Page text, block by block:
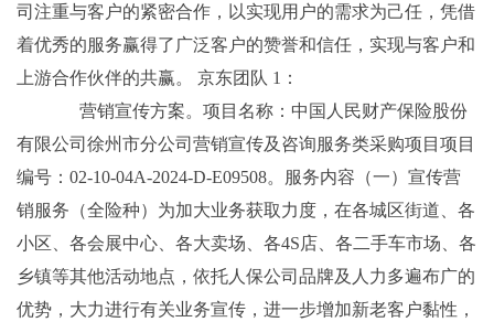
司注重与客户的紧密合作，以实现用户的需求为己任，凭借
着优秀的服务赢得了广泛客户的赞誉和信任，实现与客户和
上游合作伙伴的共赢。 京东团队 1：
营销宣传方案。项目名称：中国人民财产保险股份
有限公司徐州市分公司营销宣传及咨询服务类采购项目项目
编号：02-10-04A-2024-D-E09508。服务内容（一）宣传营
销服务（全险种）为加大业务获取力度，在各城区街道、各
小区、各会展中心、各大卖场、各4S店、各二手车市场、各
乡镇等其他活动地点，依托人保公司品牌及人力多遍布广的
优势，大力进行有关业务宣传，进一步增加新老客户黏性，